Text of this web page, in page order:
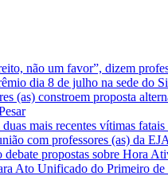
não um favor”, dizem
dia 8 de julho na sede do
(as) constroem proposta
mais recentes vítimas
com professores (as) da
propostas sobre Hora
Ato Unificado do Primeiro